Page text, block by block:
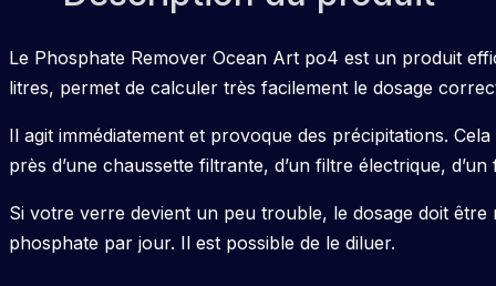
Le Phosphate Remover Ocean Art po4 est un produit
litres, permet de calculer très facilement le dosage
Il agit immédiatement et provoque des précipitations.
près d’une chaussette filtrante, d’un filtre électrique,
Si votre verre devient un peu trouble, le dosage doit
phosphate par jour. Il est possible de le diluer.